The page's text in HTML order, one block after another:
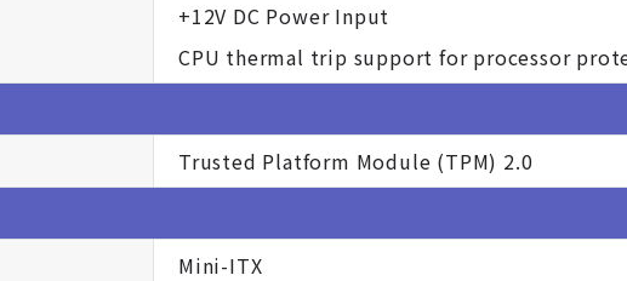
+12V DC Power Input
CPU thermal trip support for processor
Trusted Platform Module (TPM) 2.0
Mini-ITX